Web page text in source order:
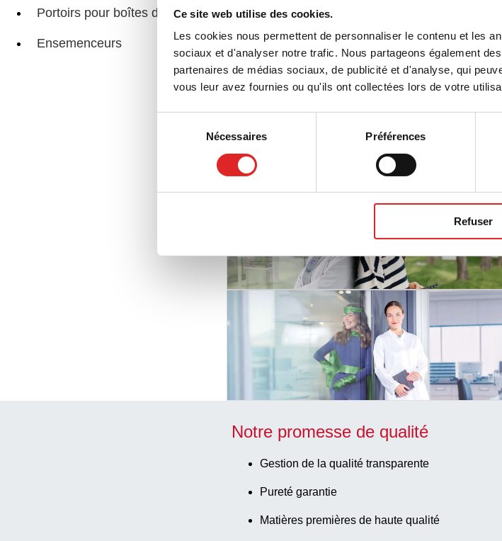
Ce site web utilise des cookies.
Les cookies nous permettent de personnaliser le contenu et les
sociaux et d'analyser notre trafic. Nous partageons également
partenaires de médias sociaux, de publicité et d'analyse, qui
vous leur avez fournies ou qu'ils ont collectées lors de votre
consentement
Nécessaires Préférences
Refuser
Portoirs pour boîtes de Pétri
Ensemenceurs Boîtes de Petri carrées
Notre promesse de qualité
Gestion de la qualité transparente
Pureté garantie
Matières premières de haute qualité